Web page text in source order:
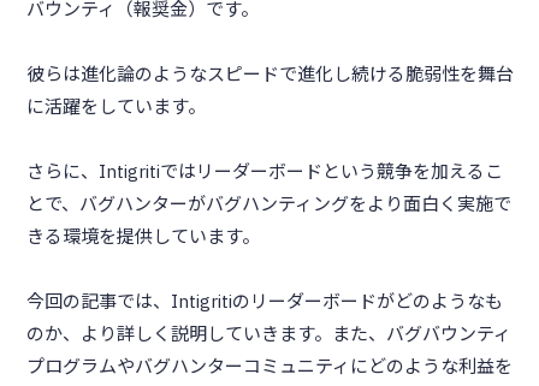
バウンティ（報奨金）です。
彼らは進化論のようなスピードで進化し続ける脆弱性を舞台
に活躍をしています。
さらに、Intigritiではリーダーボードという競争を加えるこ
とで、バグハンターがバグハンティングをより面白く実施で
きる環境を提供しています。
今回の記事では、Intigritiのリーダーボードがどのようなも
のか、より詳しく説明していきます。また、バグバウンティ
プログラムやバグハンターコミュニティにどのような利益を